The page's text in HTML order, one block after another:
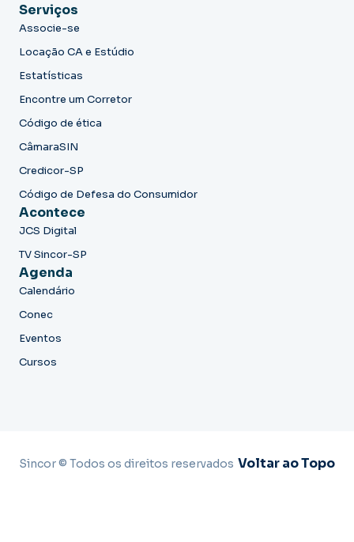
Serviços
Associe-se
Locação CA e Estúdio
Estatísticas
Encontre um Corretor
Código de ética
CâmaraSIN
Credicor-SP
Código de Defesa do Consumidor
Acontece
JCS Digital
TV Sincor-SP
Agenda
Calendário
Conec
Eventos
Cursos
Sincor © Todos os direitos reservados Voltar ao Topo